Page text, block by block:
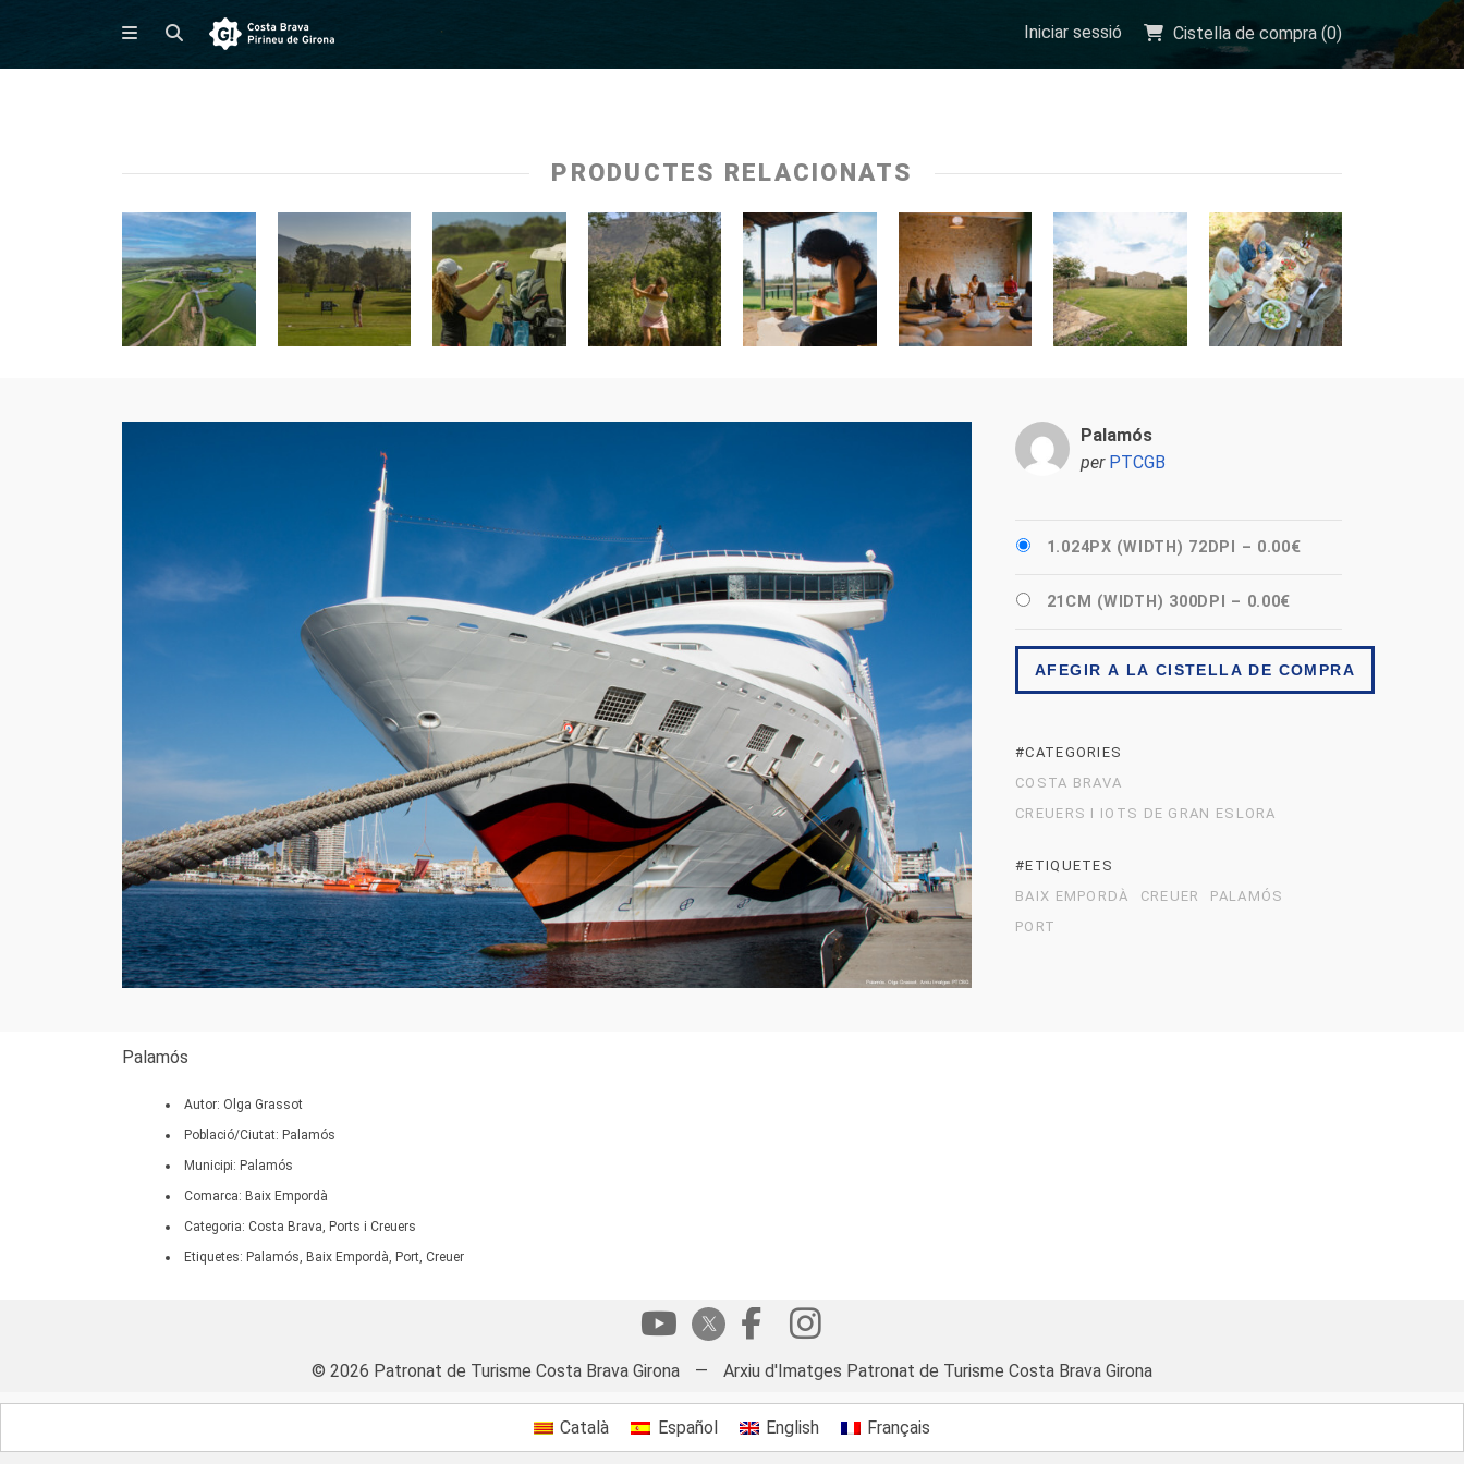
Iniciar sessió Cistella de compra (0)
PRODUCTES RELACIONATS
Palamós
per PTCGB
1.024PX (WIDTH) 72DPI – 0.00€
21CM (WIDTH) 300DPI – 0.00€
AFEGIR A LA CISTELLA DE COMPRA
#CATEGORIES
COSTA BRAVA
CREUERS I IOTS DE GRAN ESLORA
#ETIQUETES
BAIX EMPORDÀ
CREUER
PALAMÓS
PORT
Palamós
Autor: Olga Grassot
Població/Ciutat: Palamós
Municipi: Palamós
Comarca: Baix Empordà
Categoria: Costa Brava, Ports i Creuers
Etiquetes: Palamós, Baix Empordà, Port, Creuer
© 2026 Patronat de Turisme Costa Brava Girona — Arxiu d'Imatges Patronat de Turisme Costa Brava Girona
Català Español English Français